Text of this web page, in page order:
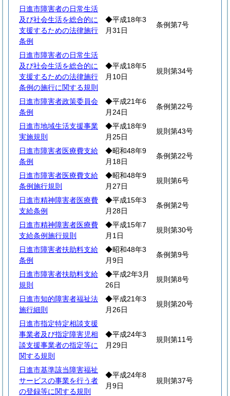
日進市障害者の日常生活
及び社会生活を総合的に
支援するための法律施行
条例
◆平成18年3
月31日
条例第7号
日進市障害者の日常生活
及び社会生活を総合的に
支援するための法律施行
条例の施行に関する規則
◆平成18年5
月10日
規則第34号
日進市障害者政策委員会
条例
◆平成21年6
月24日
条例第22号
日進市地域生活支援事業
実施規則
◆平成18年9
月25日
規則第43号
日進市障害者医療費支給
条例
◆昭和48年9
月18日
条例第22号
日進市障害者医療費支給
条例施行規則
◆昭和48年9
月27日
規則第6号
日進市精神障害者医療費
支給条例
◆平成15年3
月28日
条例第2号
日進市精神障害者医療費
支給条例施行規則
◆平成15年7
月1日
規則第30号
日進市障害者扶助料支給
条例
◆昭和48年3
月9日
条例第9号
日進市障害者扶助料支給
規則
◆平成2年3月
26日
規則第8号
日進市知的障害者福祉法
施行細則
◆平成21年3
月26日
規則第20号
日進市指定特定相談支援
事業者及び指定障害児相
談支援事業者の指定等に
関する規則
◆平成24年3
月29日
規則第11号
日進市基準該当障害福祉
サービスの事業を行う者
の登録等に関する規則
◆平成24年8
月9日
規則第37号